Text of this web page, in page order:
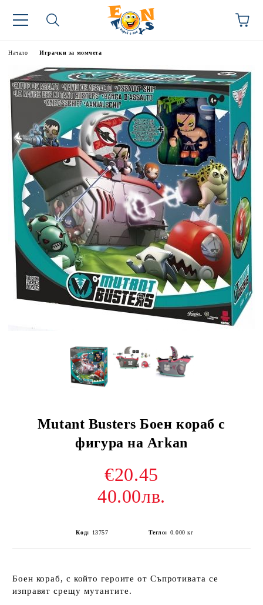
Начало Играчки за момчета
Mutant Busters Боен кораб с
фигура на Arkan
€20.45
40.00лв.
Код: 13757 Тегло: 0.000 кг
Боен кораб, с който героите от Съпротивата се
изправят срещу мутантите.